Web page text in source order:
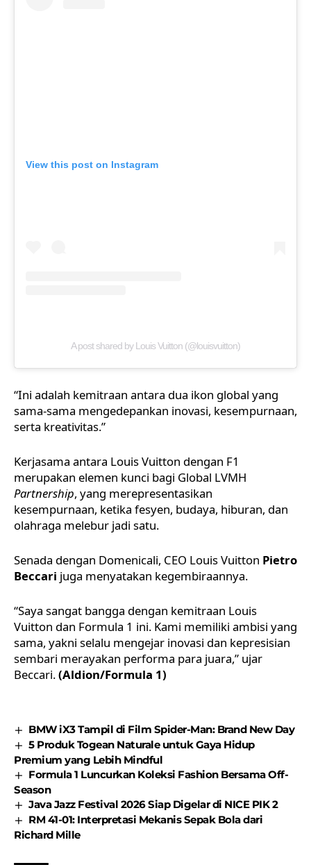
View this post on Instagram
A post shared by Louis Vuitton (@louisvuitton)
“Ini adalah kemitraan antara dua ikon global yang
sama-sama mengedepankan inovasi, kesempurnaan,
serta kreativitas.”
Kerjasama antara Louis Vuitton dengan F1
merupakan elemen kunci bagi Global LVMH
Partnership, yang merepresentasikan
kesempurnaan, ketika fesyen, budaya, hiburan, dan
olahraga melebur jadi satu.
Senada dengan Domenicali, CEO Louis Vuitton Pietro
Beccari juga menyatakan kegembiraannya.
“Saya sangat bangga dengan kemitraan Louis
Vuitton dan Formula 1 ini. Kami memiliki ambisi yang
sama, yakni selalu mengejar inovasi dan kepresisian
sembari merayakan performa para juara,” ujar
Beccari.(Aldion/Formula 1)
BMW iX3 Tampil di Film Spider-Man: Brand New Day
5 Produk Togean Naturale untuk Gaya Hidup
Premium yang Lebih Mindful
Formula 1 Luncurkan Koleksi Fashion Bersama Off-
Season
Java Jazz Festival 2026 Siap Digelar di NICE PIK 2
RM 41-01: Interpretasi Mekanis Sepak Bola dari
Richard Mille